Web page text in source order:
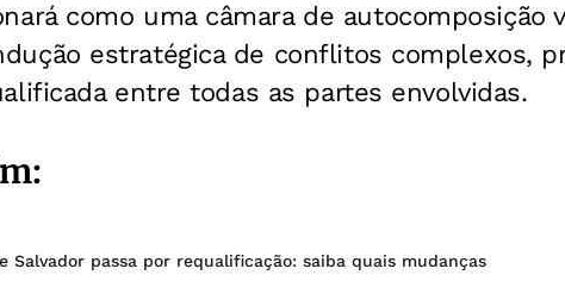
como uma câmara de autocomposição
estratégica de conflitos complexos,
entre todas as partes envolvidas.
Salvador passa por requalificação: saiba quais mudanças